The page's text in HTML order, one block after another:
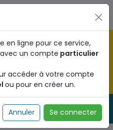
pour le programme
biométrique et
Unique (NIU) en
ICI.
en ligne pour ce service,
un compte particulier
accéder à votre compte
ou pour en créer un.
Annuler Se connecter